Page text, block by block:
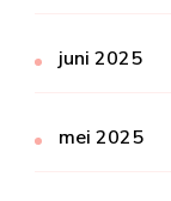
juni 2025
mei 2025